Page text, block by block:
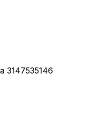
3147535146